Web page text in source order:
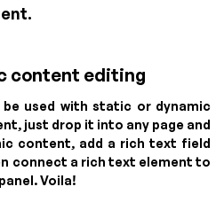
content editing
used with static or dynamic
just drop it into any page and
content, add a rich text field
connect a rich text element to
Voila!